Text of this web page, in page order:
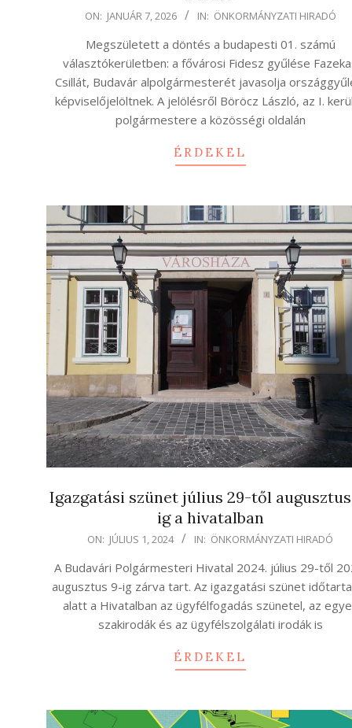
ON: JANUÁR 7, 2026 IN: ÖNKORMÁNYZATI HIRADÓ
Megszületett a döntés a budapesti 01. számú
választókerületben: a fővárosi Fidesz gyűlése
Csillát, Budavár alpolgármesterét javasolja
képviselőjelöltnek. A jelölésről Böröcz László, az I.
polgármestere a közösségi oldalán
ÉRDEKEL
Igazgatási szünet július 29-től
ig a hivatalban
01
ON: JÚLIUS 1, 2024 IN: ÖNKORMÁNYZATI HIRADÓ
A Budavári Polgármesteri Hivatal 2024. július 29-től
augusztus 9-ig zárva tart. Az igazgatási szünet
alatt a Hivatalban az ügyfélfogadás szünetel, az
szakirodák és az ügyfélszolgálati irodák is
ÉRDEKEL